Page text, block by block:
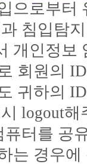
으로부터
침입탐
개인정보
회원의
귀하의
logout
터를 공
는 경우